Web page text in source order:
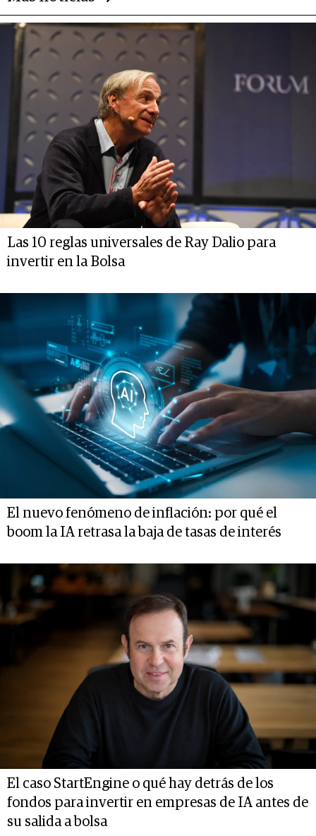
Las 10 reglas universales de Ray Dalio para
invertir en la Bolsa
El nuevo fenómeno de inflación: por qué el
boom la IA retrasa la baja de tasas de interés
El caso StartEngine o qué hay detrás de los
fondos para invertir en empresas de IA antes de
su salida a bolsa